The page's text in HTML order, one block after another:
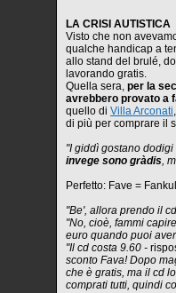
LA CRISI AUTISTICA
Visto che non
qualche handicap a
allo stand del brulé,
lavorando gratis.
Quella sera, per la
avrebbero provato a
quello di Villa Arconati
di più per comprare il
"I giddì gostano dodigi
invege sono gràdis,
Perfetto: Fave =
"Be', allora prendo il
"No, cioè, fammi
euro quando puoi
"Il cd costa 9.60 -
sconto Fava! Dopo
che è gratis, ma il cd
comprati tutti, quindi